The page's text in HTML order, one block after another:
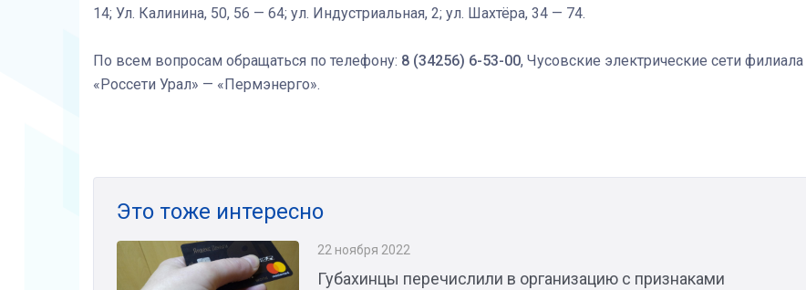
14; Ул. Калинина, 50, 56 — 64; ул. Индустриальная, 2; ул. Шахтёра, 34 — 74.
По всем вопросам обращаться по телефону: 8 (34256) 6-53-00, Чусовские электрические сети филиала
«Россети Урал» — «Пермэнерго».
Это тоже интересно
22 ноября 2022
Губахинцы перечислили в организацию с признаками